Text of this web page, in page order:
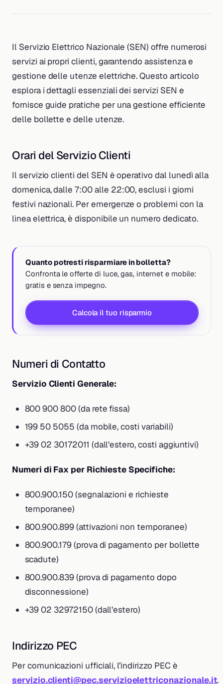
Il Servizio Elettrico Nazionale (SEN) offre numerosi
servizi ai propri clienti, garantendo assistenza e
gestione delle utenze elettriche. Questo articolo
esplora i dettagli essenziali dei servizi SEN e
fornisce guide pratiche per una gestione efficiente
delle bollette e delle utenze.
Orari del Servizio Clienti
Il servizio clienti del SEN è operativo dal lunedì alla
domenica, dalle 7:00 alle 22:00, esclusi i giorni
festivi nazionali. Per emergenze o problemi con la
linea elettrica, è disponibile un numero dedicato.
Quanto potresti risparmiare in bolletta?
Confronta le offerte di luce, gas, internet e mobile:
gratis e senza impegno.
Calcola il tuo risparmio
Numeri di Contatto
Servizio Clienti Generale:
800 900 800 (da rete fissa)
199 50 5055 (da mobile, costi variabili)
+39 02 30172011 (dall’estero, costi aggiuntivi)
Numeri di Fax per Richieste Specifiche:
800.900.150 (segnalazioni e richieste
temporanee)
800.900.899 (attivazioni non temporanee)
800.900.179 (prova di pagamento per bollette
scadute)
800.900.839 (prova di pagamento dopo
disconnessione)
+39 02 32972150 (dall’estero)
Indirizzo PEC
Per comunicazioni ufficiali, l’indirizzo PEC è
servizio.clienti@pec.servizioelettriconazionale.it.